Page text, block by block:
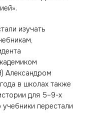
изучать
Александром
в школах также
для 5–9-х
учебники перестали